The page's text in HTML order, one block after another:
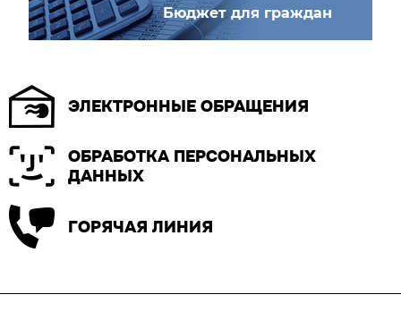
Бюджет для граждан
ЭЛЕКТРОННЫЕ ОБРАЩЕНИЯ
ОБРАБОТКА ПЕРСОНАЛЬНЫХ
ДАННЫХ
ГОРЯЧАЯ ЛИНИЯ